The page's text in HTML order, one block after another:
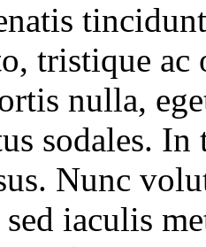
tristique ac
nulla,
sodales.
Nunc
iaculis